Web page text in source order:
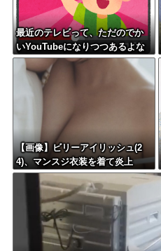
最近のテレビって、ただのでか
いYouTubeになりつつあるよな
【画像】ビリーアイリッシュ(2
4)、マンスジ衣装を着て炎上